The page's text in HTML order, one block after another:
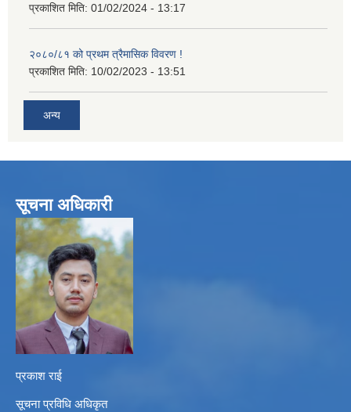
प्रकाशित मिति: 01/02/2024 - 13:17
२०८०/८१ को प्रथम त्रैमासिक विवरण !
प्रकाशित मिति: 10/02/2023 - 13:51
अन्य
सूचना अधिकारी
प्रकाश राई
सूचना प्रविधि अधिकृत